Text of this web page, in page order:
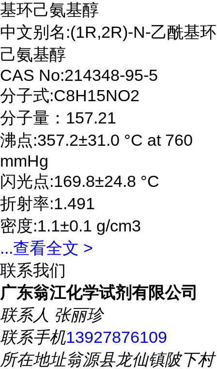
基环己氨基醇
中文别名:(1R,2R)-N-乙酰基环
己氨基醇
CAS No:214348-95-5
分子式:C8H15NO2
分子量：157.21
沸点:357.2±31.0 °C at 760
mmHg
闪光点:169.8±24.8 °C
折射率:1.491
密度:1.1±0.1 g/cm3
...查看全文 >
联系我们
广东翁江化学试剂有限公司
联系人 张丽珍
联系手机13927876109
所在地址翁源县龙仙镇陂下村